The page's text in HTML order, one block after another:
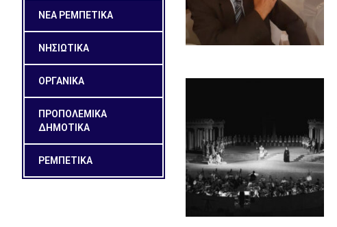
ΝΕΑ ΡΕΜΠΕΤΙΚΑ
ΝΗΣΙΩΤΙΚΑ
ΟΡΓΑΝΙΚΑ
ΠΡΟΠΟΛΕΜΙΚΑ
ΔΗΜΟΤΙΚΑ
ΡΕΜΠΕΤΙΚΑ